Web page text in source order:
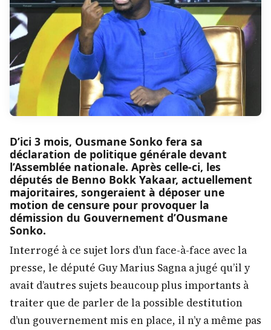
D’ici 3 mois, Ousmane Sonko fera sa
déclaration de politique générale devant
l’Assemblée nationale. Après celle-ci, les
députés de Benno Bokk Yakaar, actuellement
majoritaires, songeraient à déposer une
motion de censure pour provoquer la
démission du Gouvernement d’Ousmane
Sonko.
Interrogé à ce sujet lors d’un face-à-face avec la
presse, le député Guy Marius Sagna a jugé qu’il y
avait d’autres sujets beaucoup plus importants à
traiter que de parler de la possible destitution
d’un gouvernement mis en place, il n’y a même pas